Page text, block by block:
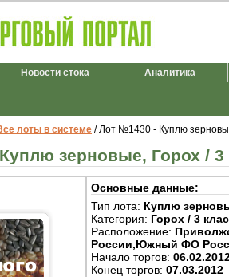
Новости стока Аналитика
лоты в системе / Лот №1430 - Куплю
зерновые, Горох / 3
Основные данные:
Тип лота: Куплю
Категория: Горох / 3
Расположение:
России,Южный ФО
Начало торгов:
Конец торгов: 07.03.2012